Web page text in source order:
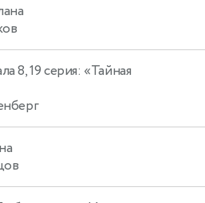
8, 19 серия: «Тайная